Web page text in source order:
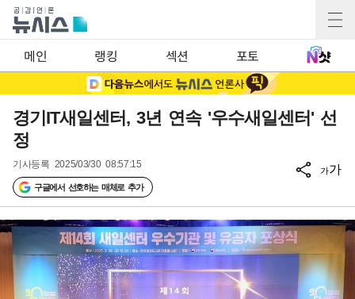
메인 랭킹 섹션 포토
경기IT새일센터, 3년 연속 '우수새일센터' 선
정
기사등록 2025/03/30 08:57:15
구글에서 선호하는 매체로 추가
가가